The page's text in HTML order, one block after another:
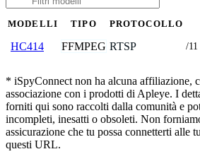
MODELLI TIPO PROTOCOLLO
HC414 FFMPEG RTSP /11
* iSpyConnect non ha alcuna affiliazione,
associazione con i prodotti di Apleye. I
forniti qui sono raccolti dalla comunità e
incompleti, inesatti o obsoleti. Non
assicurazione che tu possa connetterti alle
questi URL.